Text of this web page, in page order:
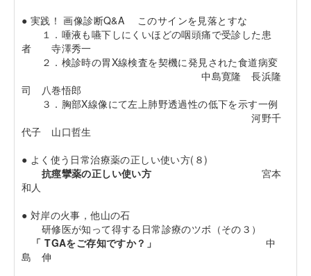
● 実践！ 画像診断Q&A このサインを見落とすな
１．唾液も嚥下しにくいほどの咽頭痛で受診した患
者 寺澤秀一
２．検診時の胃X線検査を契機に発見された食道病変
中島寛隆 長浜隆
司 八巻悟郎
３．胸部X線像にて左上肺野透過性の低下を示す一例
河野千
代子 山口哲生
● よく使う日常治療薬の正しい使い方(８)
抗痙攣薬の正しい使い方 宮本
和人
● 対岸の火事，他山の石
研修医が知って得する日常診療のツボ（その３）
「 TGAをご存知ですか？」
中
島 伸